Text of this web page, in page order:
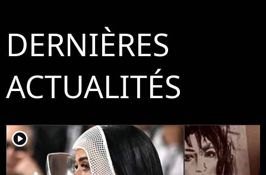
DERNIÈRES
ACTUALITÉS
player2